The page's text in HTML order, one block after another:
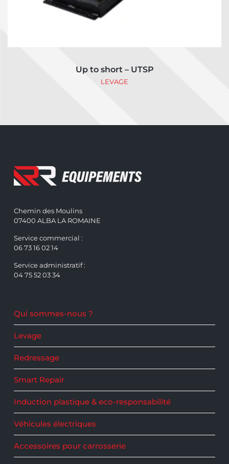
Up to short – UTSP
LEVAGE
Chemin des Moulins
07400 ALBA LA ROMAINE
Service commercial :
06 73 16 02 14
Service administratif :
04 75 52 03 34
Qui sommes-nous ?
Levage
Redressage
Smart Repair
Induction plastique & eco-responsabilité
Véhicules électriques
Accessoires pour carrosserie